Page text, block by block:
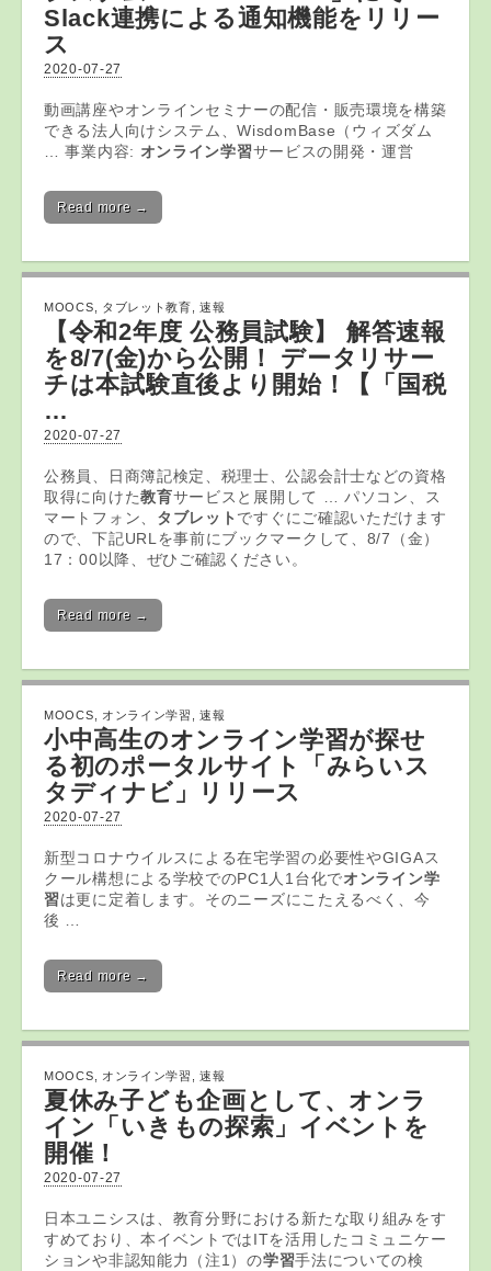
Slack連携による通知機能をリリー
ス
2020-07-27
動画講座やオンラインセミナーの配信・販売環境を構築
できる法人向けシステム、WisdomBase（ウィズダム
… 事業内容: オンライン学習サービスの開発・運営
Read more →
MOOCS タブレット教育 ,速報
【令和2年度 公務員試験】 解答速報
を8/7(金)から公開！ データリサー
チは本試験直後より開始！【「国税
…
2020-07-27
公務員、日商簿記検定、税理士、公認会計士などの資格
取得に向けた教育サービスと展開して … パソコン、ス
マートフォン、 タブレット ですぐにご確認いただけます
ので、下記URLを事前にブックマークして、8/7（金）
17：00以降、ぜひご確認ください。
Read more →
MOOCS オンライン学習 ,速報
小中高生のオンライン学習が探せ
る初のポータルサイト「みらいス
タディナビ」リリース
2020-07-27
新型コロナウイルスによる在宅学習の必要性やGIGAス
クール構想による学校でのPC1人1台化でオンライン学
習は更に定着します。そのニーズにこたえるべく、今
後 …
Read more →
MOOCS オンライン学習 ,速報
夏休み子ども企画として、 オンラ
イン 「いきもの探索」イベントを
開催！
2020-07-27
日本ユニシスは、教育分野における新たな取り組みをす
すめており、本イベントではITを活用したコミュニケー
ションや非認知能力（注1）の学習手法についての検